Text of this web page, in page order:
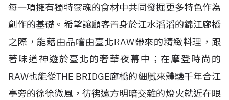
每一項擁有獨特靈魂的食材中共同發掘更多特色作為
創作的基礎。希望讓顧客置身於江水滔滔的錦江廊橋
之際，能藉由品嚐由臺北RAW帶來的精緻料理，跟
著味道神遊於臺北的奢華夜幕中；在摩登時尚的
RAW也能從THE BRIDGE廊橋的細膩來體驗千年合江
亭旁的徐徐微風，彷彿遠方明暗交雜的燈火就近在眼